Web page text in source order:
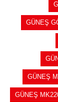
GÜNEŞ
GÜNEŞ
GÜNEŞ